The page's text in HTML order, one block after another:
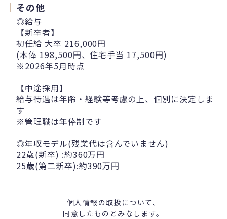
その他
◎給与
【新卒者】
初任給 大卒 216,000円
(本俸 198,500円、住宅手当 17,500円)
※2026年5月時点
【中途採用】
給与待遇は年齢・経験等考慮の上、個別に決定しま
す
※管理職は年俸制です
◎年収モデル(残業代は含んでいません)
22歳(新卒) :約360万円
25歳(第二新卒):約390万円
個人情報の取扱について、
同意したものとみなします。